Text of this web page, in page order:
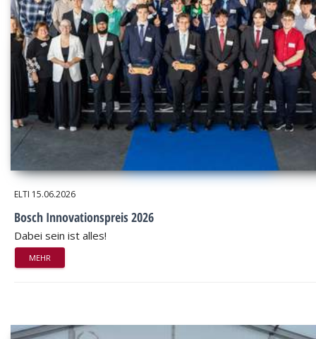
ELTI 15.06.2026
Bosch Innovationspreis 2026
Dabei sein ist alles!
MEHR